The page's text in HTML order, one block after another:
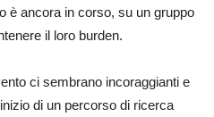
è ancora in corso, su un gruppo
il loro burden.
ci sembrano incoraggianti e
di un percorso di ricerca